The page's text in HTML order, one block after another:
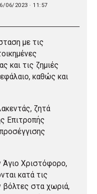
06/2023 · 11:57
με τις
και τις ζημιές
καθώς και
ζητά
Επιτροπής
Άγιο Χριστόφορο,
κατά τις
βόλτες στα χωριά,